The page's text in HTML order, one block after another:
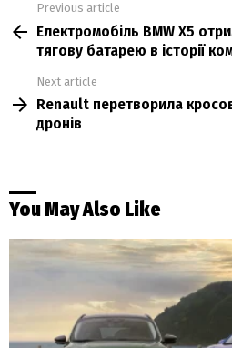
more
Previous article
Електромобіль BMW X5
тягову батарею в історії
Next article
Renault перетворила
дронів
You May Also Like